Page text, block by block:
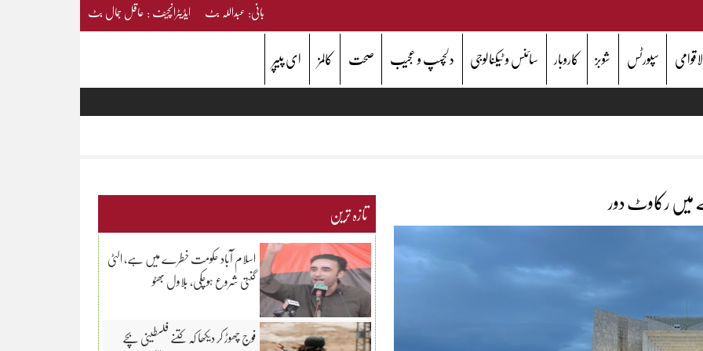
بانی: عبداللہ بٹ ایڈیٹرانچیف : عاقل جمال بٹ
سپورٹس شوبز کاروبار سائنس و ٹیکنالوجی دلچسپ و عجیب صحت کالمز ای پیپر
تازہ ترین
اسلام آباد حکومت خطرے میں ہے، الٹی
گنتی شروع ہوچکی، بلاول بھٹو
فوج چھوڑ کر دیکھا کہ کتنے فلسطینی بچے